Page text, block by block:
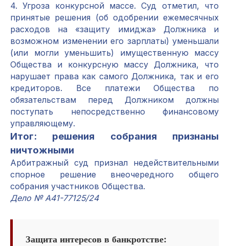
4. Угроза конкурсной массе. Суд отметил, что
принятые решения (об одобрении ежемесячных
расходов на «защиту имиджа» Должника и
возможном изменении его зарплаты) уменьшали
(или могли уменьшить) имущественную массу
Общества и конкурсную массу Должника, что
нарушает права как самого Должника, так и его
кредиторов. Все платежи Общества по
обязательствам перед Должником должны
поступать непосредственно финансовому
управляющему.
Итог: решения собрания признаны
ничтожными
Арбитражный суд признал недействительными
спорное решение внеочередного общего
собрания участников Общества.
Дело № А41-77125/24
Защита интересов в банкротстве: